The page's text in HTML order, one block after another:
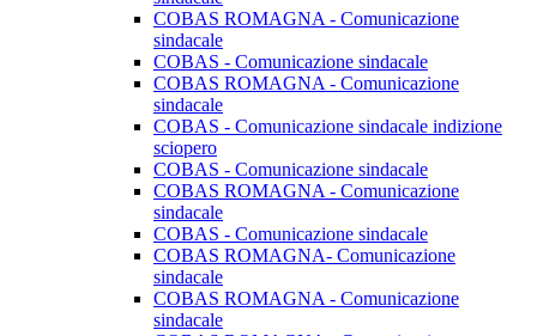
COBAS ROMAGNA - Comunicazione
sindacale
COBAS - Comunicazione sindacale
COBAS ROMAGNA - Comunicazione
sindacale
COBAS - Comunicazione sindacale indizione
sciopero
COBAS - Comunicazione sindacale
COBAS ROMAGNA - Comunicazione
sindacale
COBAS - Comunicazione sindacale
COBAS ROMAGNA- Comunicazione
sindacale
COBAS ROMAGNA - Comunicazione
sindacale